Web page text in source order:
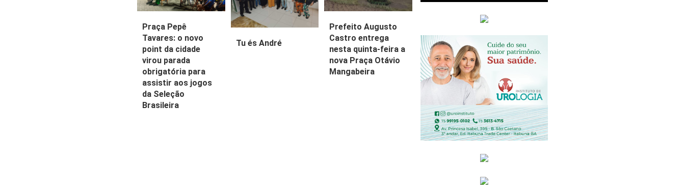
Praça Pepê
Tavares: o novo
point da cidade
virou parada
obrigatória para
assistir aos jogos
da Seleção
Brasileira
Tu és André
Prefeito Augusto
Castro entrega
nesta quinta-feira a
nova Praça Otávio
Mangabeira